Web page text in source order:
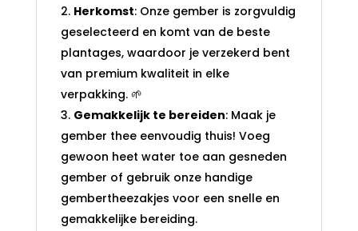
Herkomst: Onze gember is zorgvuldig
geselecteerd en komt van de beste
plantages, waardoor je verzekerd bent
van premium kwaliteit in elke
verpakking. 🌱
Gemakkelijk te bereiden: Maak je
gember thee eenvoudig thuis! Voeg
gewoon heet water toe aan gesneden
gember of gebruik onze handige
gembertheezakjes voor een snelle en
gemakkelijke bereiding.